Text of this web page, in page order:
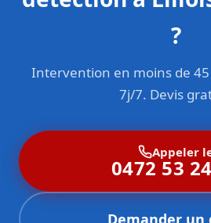
?
Intervention en moins de
7j/7. Devis
Appeler
0472 53